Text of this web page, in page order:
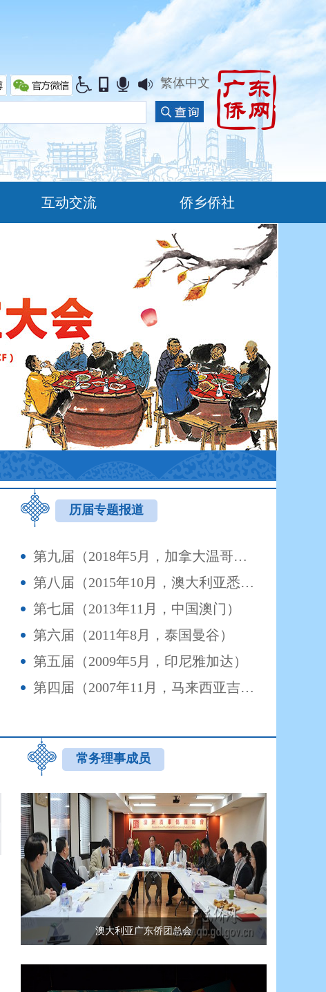
繁体中文
互动交流 侨乡侨社
历届专题报道
第九届（2018年5月，加拿大温哥华）
第八届（2015年10月，澳大利亚悉尼）
第七届（2013年11月，中国澳门）
第六届（2011年8月，泰国曼谷）
第五届（2009年5月，印尼雅加达）
第四届（2007年11月，马来西亚吉隆坡）
常务理事成员
澳大利亚广东侨团总会